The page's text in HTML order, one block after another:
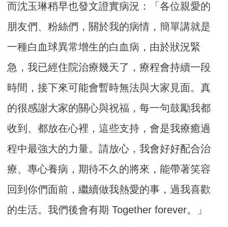
而沈玉琳稍早也發文證實病況：「各位親愛的
朋友們、粉絲們，關於我的病情，簡單講就是
一種白血球異常增生的白血病，由於狀況緊
急，我已經住院治療幾天了，療程會持續一段
時間，接下來可能會暫時無法與大家見面。真
的很感謝大家的關心與祝福，每一句鼓勵我都
收到、都放在心裡，這些支持，會是我療癒過
程中最強大的力量。請放心，我會好好配合治
療、專心養病，期待不久的將來，能帶著笑容
回到你們面前，繼續做我熱愛的事，過我喜歡
的生活。我們後會有期 Together forever。」